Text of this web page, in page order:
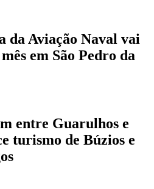
da Aviação Naval vai
em São Pedro da
entre Guarulhos e
turismo de Búzios e